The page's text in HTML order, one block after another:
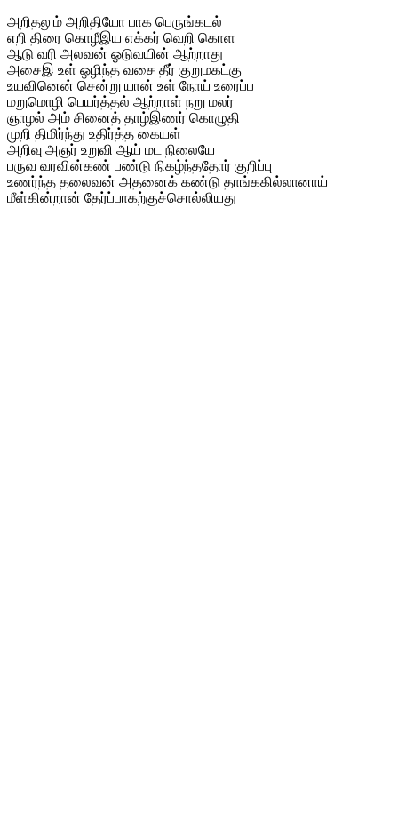
அறிதலும் அறிதியோ பாக பெருங்கடல்
எறி திரை கொழீஇய எக்கர் வெறி கொள
ஆடு வரி அலவன் ஓடுவயின் ஆற்றாது
அசைஇ உள் ஒழிந்த வசை தீர் குறுமகட்கு
உயவினென் சென்று யான் உள் நோய் உரைப்ப
மறுமொழி பெயர்த்தல் ஆற்றாள் நறு மலர்
ஞாழல் அம் சினைத் தாழ்இணர் கொழுதி
முறி திமிர்ந்து உதிர்த்த கையள்
அறிவு அஞர் உறுவி ஆய் மட நிலையே
பருவ வரவின்கண் பண்டு நிகழ்ந்ததோர் குறிப்பு
உணர்ந்த தலைவன் அதனைக் கண்டு தாங்ககில்லானாய்
மீள்கின்றான் தேர்ப்பாகற்குச்சொல்லியது